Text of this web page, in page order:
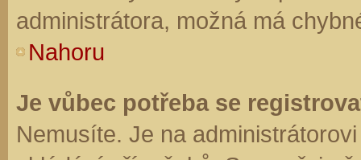
administrátora, možná má
Nahoru
Je vůbec potřeba se
Nemusíte. Je na